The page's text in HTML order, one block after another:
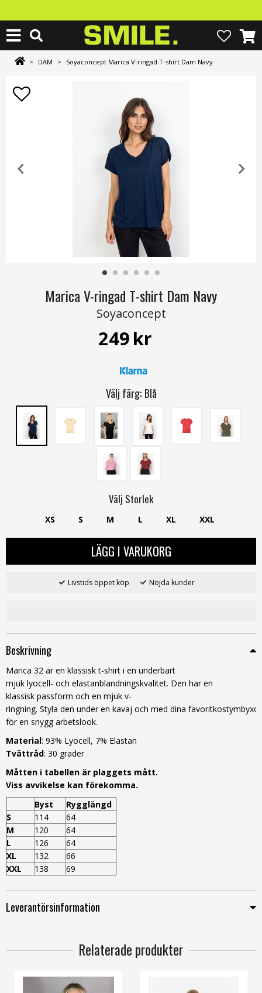
> DAM > Soyaconcept Marica V-ringad T-shirt Dam Navy
Marica V-ringad T-shirt Dam Navy
Soyaconcept
249kr
Välj färg: Blå
Välj Storlek
XS S M L XL XXL
LÄGG I VARUKORG
Livstids öppet köp Nöjda kunder
Beskrivning
Marica 32 är en klassisk t-shirt i en underbart
mjuk lyocell- och elastanblandningskvalitet. Den har en
klassisk passform och en mjuk v-
ringning. Styla den under en kavaj och med dina
för en snygg arbetslook.
Material: 93% Lyocell, 7% Elastan
Tvättråd: 30 grader
Måtten i tabellen är plaggets mått.
Viss avvikelse kan förekomma.
Byst
Rygglängd
S
114
64
M
120
64
L
126
64
XL
132
66
XXL
138 69
Leverantörsinformation
Relaterade produkter